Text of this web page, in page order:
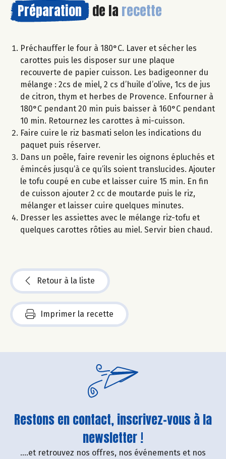
Préparation de la recette
Préchauffer le four à 180°C. Laver et sécher les
carottes puis les disposer sur une plaque
recouverte de papier cuisson. Les badigeonner du
mélange : 2cs de miel, 2 cs d’huile d’olive, 1cs de jus
de citron, thym et herbes de Provence. Enfourner à
180°C pendant 20 min puis baisser à 160°C pendant
10 min. Retournez les carottes à mi-cuisson.
Faire cuire le riz basmati selon les indications du
paquet puis réserver.
Dans un poêle, faire revenir les oignons épluchés et
émincés jusqu’à ce qu’ils soient translucides. Ajouter
le tofu coupé en cube et laisser cuire 15 min. En fin
de cuisson ajouter 2 cc de moutarde puis le riz,
mélanger et laisser cuire quelques minutes.
Dresser les assiettes avec le mélange riz-tofu et
quelques carottes rôties au miel. Servir bien chaud.
Retour à la liste
Imprimer la recette
Restons en contact, inscrivez-vous à la
newsletter !
....et retrouvez nos offres, nos événements et nos